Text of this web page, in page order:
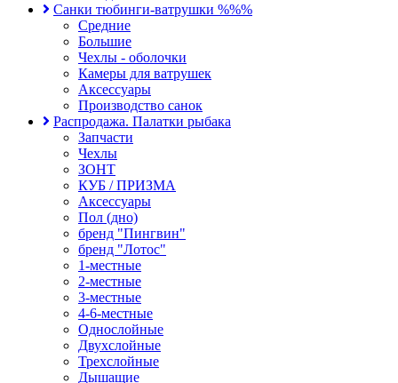
Санки тюбинги-ватрушки %%%
Средние
Большие
Чехлы - оболочки
Камеры для ватрушек
Аксессуары
Производство санок
Распродажа. Палатки рыбака
Запчасти
Чехлы
ЗОНТ
КУБ / ПРИЗМА
Аксессуары
Пол (дно)
бренд "Пингвин"
бренд "Лотос"
1-местные
2-местные
3-местные
4-6-местные
Однослойные
Двухслойные
Трехслойные
Дышащие